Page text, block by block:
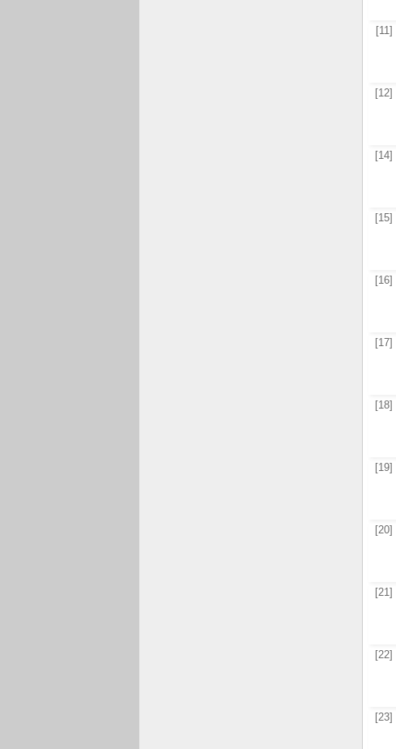
[11]
[12]
[14]
[15]
[16]
[17]
[18]
[19]
[20]
[21]
[22]
[23]